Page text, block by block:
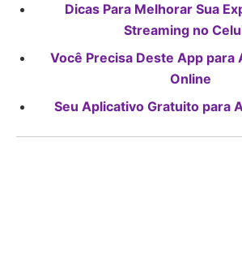
Dicas Para Melhorar Sua
Streaming no
Você Precisa Deste App para
Online
Seu Aplicativo Gratuito para